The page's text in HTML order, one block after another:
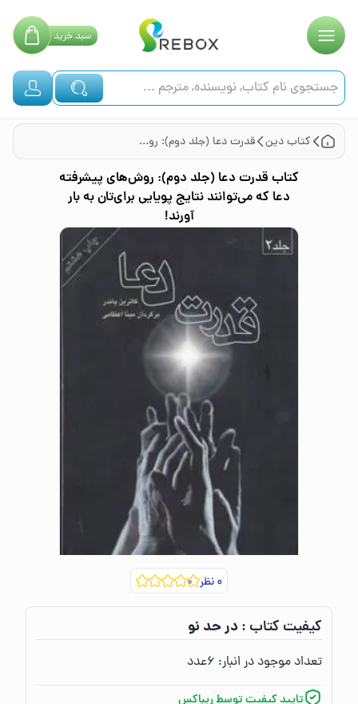
سبدخرید
کتابدین قدرت دعا (جلد دوم): روش‌های پیشرفته دعا‌ که می‌توانند نتایج پویایی برای‌تان به بار آورند!
کتاب قدرت دعا (جلد دوم): روش‌های پیشرفته
دعا‌ که می‌توانند نتایج پویایی برای‌تان به بار
آورند!
۰نظر
کیفیت کتاب :‌در حد نو
تعداد موجود در انبار:‌ ۶عدد
تایید کیفیت توسط ریباکس